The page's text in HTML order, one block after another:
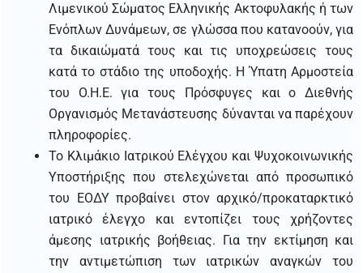
Λιμενικού Σώματος Ελληνικής Ακτοφυλακής ή των
Ενόπλων Δυνάμεων, σε γλώσσα που κατανοούν, για
τα δικαιώματά τους και τις υποχρεώσεις τους
κατά το στάδιο της υποδοχής. Η Ύπατη Αρμοστεία
του O.H.E. για τους Πρόσφυγες και ο Διεθνής
Οργανισμός Μετανάστευσης δύνανται να παρέχουν
πληροφορίες.
Το Κλιμάκιο Ιατρικού Ελέγχου και Ψυχοκοινωνικής
Υποστήριξης που στελεχώνεται από προσωπικό
του ΕΟΔΥ προβαίνει στον αρχικό/προκαταρκτικό
ιατρικό έλεγχο και εντοπίζει τους χρήζοντες
άμεσης ιατρικής βοήθειας. Για την εκτίμηση και
την αντιμετώπιση των ιατρικών αναγκών του